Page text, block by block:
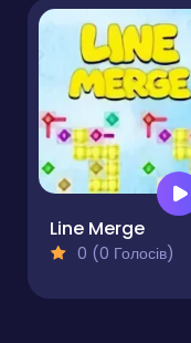
Line Merge
0 (0 Голосів)